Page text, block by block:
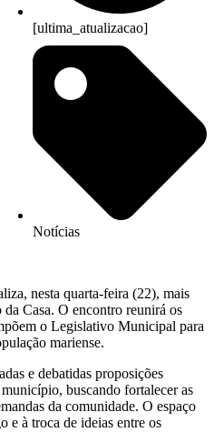
[ultima_atualizacao]
Notícias
nesta quarta-feira (22), mais
Casa. O encontro reunirá os
o Legislativo Municipal para
mariense.
e debatidas proposições
buscando fortalecer as
da comunidade. O espaço
e à troca de ideias entre os